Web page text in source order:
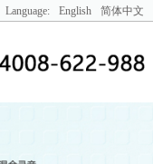
Language: English 简体中文